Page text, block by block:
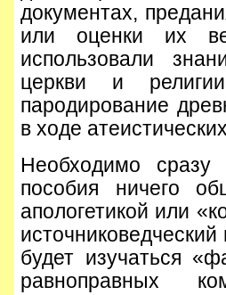
документах,
или оценки их
использовали
церкви и
пародирование
в ходе
Необходимо сразу
пособия ничего
апологетикой или
будет изучаться
равноправных